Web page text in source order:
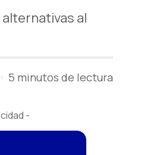
al
5 minutos de lectura
-